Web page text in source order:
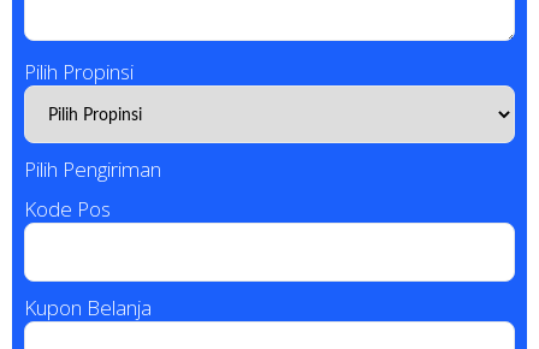
Pilih Propinsi
Pilih Pengiriman
Kode Pos
Kupon Belanja